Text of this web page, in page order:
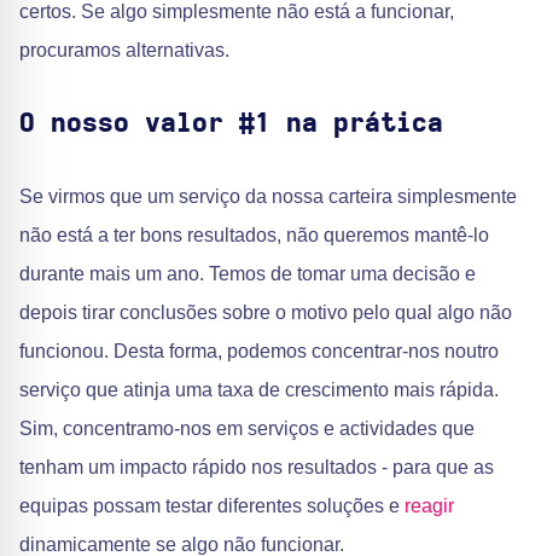
certos. Se algo simplesmente não está a funcionar,
procuramos alternativas.
O nosso valor #1 na prática
Se virmos que um serviço da nossa carteira simplesmente
não está a ter bons resultados, não queremos mantê-lo
durante mais um ano. Temos de tomar uma decisão e
depois tirar conclusões sobre o motivo pelo qual algo não
funcionou. Desta forma, podemos concentrar-nos noutro
serviço que atinja uma taxa de crescimento mais rápida.
Sim, concentramo-nos em serviços e actividades que
tenham um impacto rápido nos resultados - para que as
equipas possam testar diferentes soluções e reagir
dinamicamente se algo não funcionar.